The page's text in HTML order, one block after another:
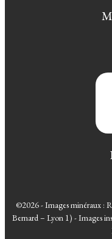
©2026 - Images minéraux :
Bernard – Lyon 1) - Images